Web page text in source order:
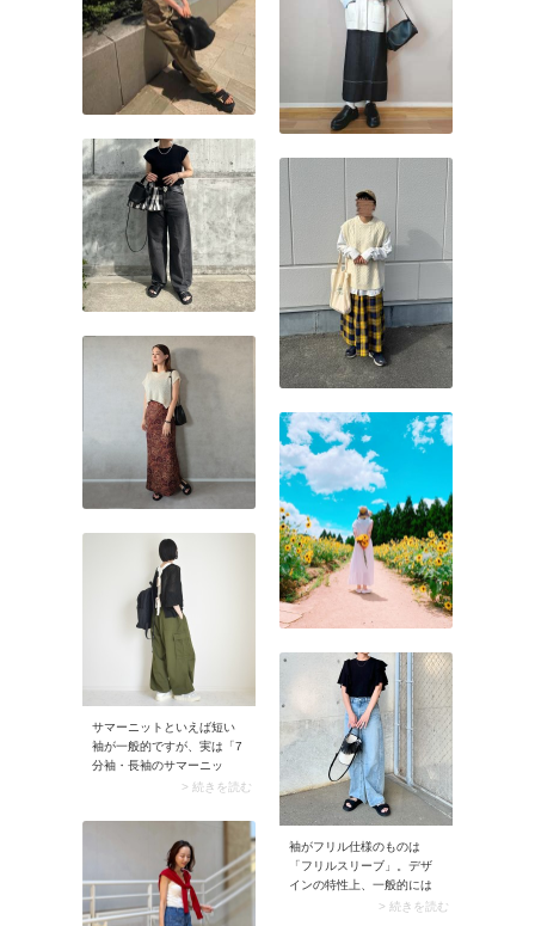
サマーニットといえば短い
袖が一般的ですが、実は「7
分袖・長袖のサマーニッ
ト」も展開されています。
み目がザックリとしたアイ
テムが多いことから、メッ
シュニットや透かし編みニ
ットの商品名で販売されて
いる場合もあります。この
袖丈のサマーニットを着る
> 続きを読む
袖がフリル仕様のものは
「フリルスリーブ」。デザ
インの特性上、一般的には
半袖で取り入れられていま
> 続きを読む